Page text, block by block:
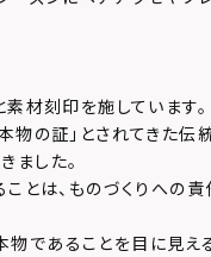
素材刻印を施しています。
物の証」とされてきた伝
ました。
ことは、ものづくりへの
物であることを目に見え